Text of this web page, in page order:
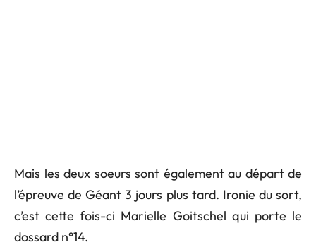
Mais les deux soeurs sont également au départ de
l’épreuve de Géant 3 jours plus tard. Ironie du sort,
c’est cette fois-ci Marielle Goitschel qui porte le
dossard n°14.